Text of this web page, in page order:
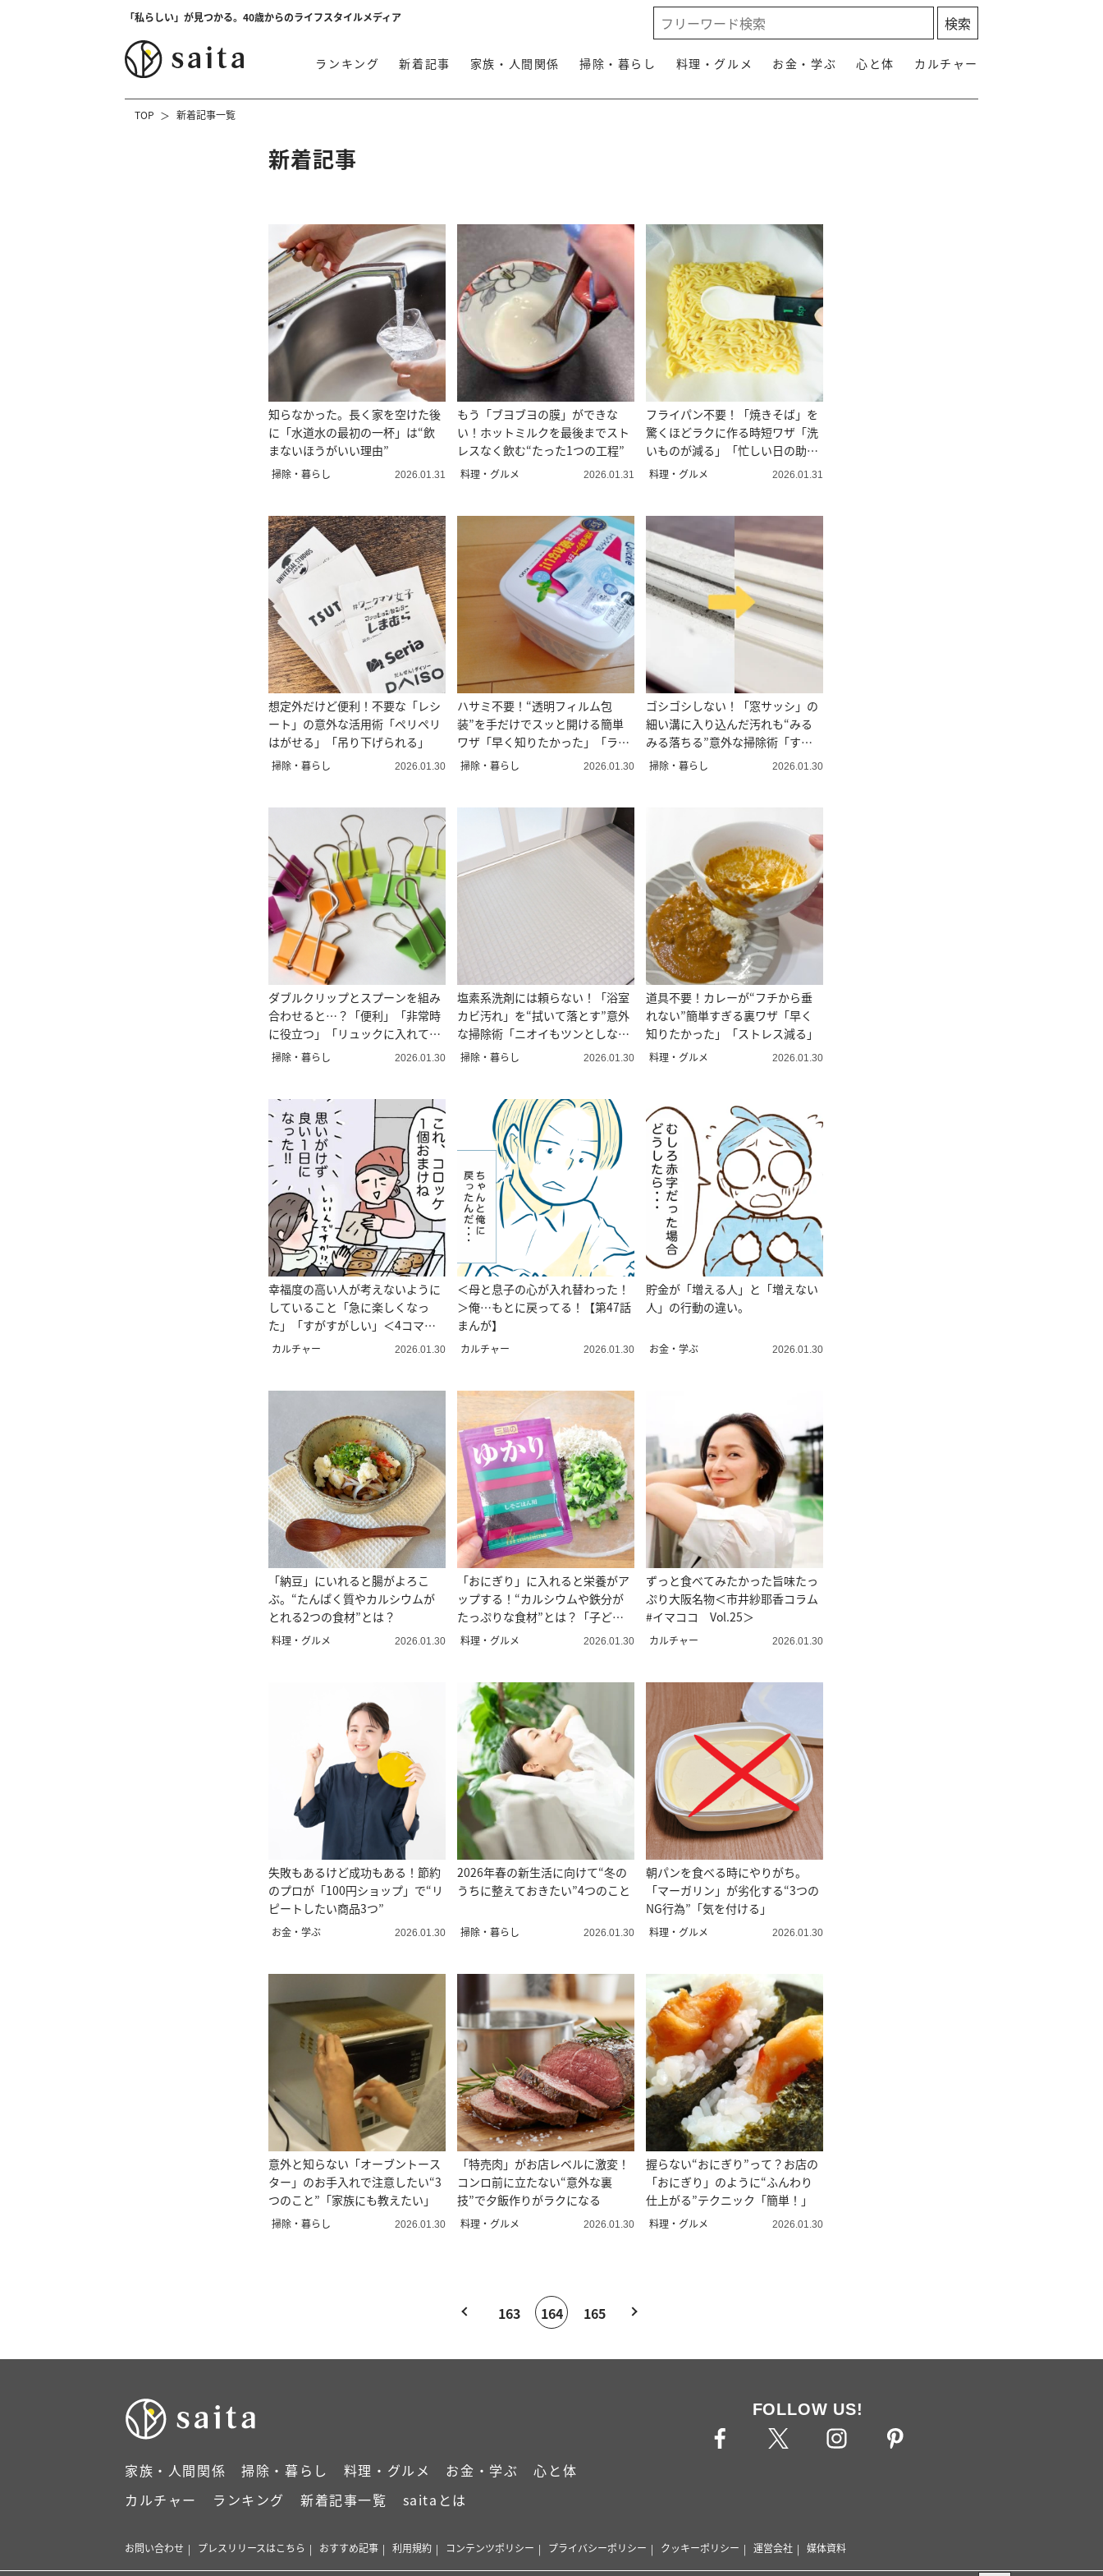
「私らしい」が見つかる。40歳からのライフスタイルメディア
ランキング 新着記事 家族・人間関係 掃除・暮らし 料理・グルメ お金・学ぶ 心と体 カルチャー
TOP 新着記事一覧
新着記事
知らなかった。長く家を空けた後
に「水道水の最初の一杯」は“飲
まないほうがいい理由”
掃除・暮らし 2026.01.31
もう「ブヨブヨの膜」ができな
い！ホットミルクを最後までスト
レスなく飲む“たった1つの工程”
料理・グルメ 2026.01.31
フライパン不要！「焼きそば」を
驚くほどラクに作る時短ワザ「洗
いものが減る」「忙しい日の助け
になる」
料理・グルメ 2026.01.31
想定外だけど便利！不要な「レシ
ート」の意外な活用術「ペリペリ
はがせる」「吊り下げられる」
掃除・暮らし 2026.01.30
ハサミ不要！“透明フィルム包
装”を手だけでスッと開ける簡単
ワザ「早く知りたかった」「ラ
ク！」
掃除・暮らし 2026.01.30
ゴシゴシしない！「窓サッシ」の
細い溝に入り込んだ汚れも“みる
みる落ちる”意外な掃除術「すっ
きり！」
掃除・暮らし 2026.01.30
ダブルクリップとスプーンを組み
合わせると…？「便利」「非常時
に役立つ」「リュックに入れてお
く」
掃除・暮らし 2026.01.30
塩素系洗剤には頼らない！「浴室
カビ汚れ」を“拭いて落とす”意外
な掃除術「ニオイもツンとしな
い！」
掃除・暮らし 2026.01.30
道具不要！カレーが“フチから垂
れない”簡単すぎる裏ワザ「早く
知りたかった」「ストレス減る」
料理・グルメ 2026.01.30
幸福度の高い人が考えないように
していること「急に楽しくなっ
た」「すがすがしい」＜4コマ漫
画＞
カルチャー 2026.01.30
＜母と息子の心が入れ替わった！
＞俺…もとに戻ってる！【第47話
まんが】
カルチャー 2026.01.30
貯金が「増える人」と「増えない
人」の行動の違い。
お金・学ぶ 2026.01.30
「納豆」にいれると腸がよろこ
ぶ。“たんぱく質やカルシウムが
とれる2つの食材”とは？
料理・グルメ 2026.01.30
「おにぎり」に入れると栄養がア
ップする！“カルシウムや鉄分が
たっぷりな食材”とは？「子ども
が完食」
料理・グルメ 2026.01.30
ずっと食べてみたかった旨味たっ
ぷり大阪名物＜市井紗耶香コラム
#イマココ Vol.25＞
カルチャー 2026.01.30
失敗もあるけど成功もある！節約
のプロが「100円ショップ」で“リ
ピートしたい商品3つ”
お金・学ぶ 2026.01.30
2026年春の新生活に向けて“冬の
うちに整えておきたい”4つのこと
掃除・暮らし 2026.01.30
朝パンを食べる時にやりがち。
「マーガリン」が劣化する“3つの
NG行為”「気を付ける」
料理・グルメ 2026.01.30
意外と知らない「オーブントース
ター」のお手入れで注意したい“3
つのこと”「家族にも教えたい」
掃除・暮らし 2026.01.30
「特売肉」がお店レベルに激変！
コンロ前に立たない“意外な裏
技”で夕飯作りがラクになる
料理・グルメ 2026.01.30
握らない“おにぎり”って？お店の
「おにぎり」のように“ふんわり
仕上がる”テクニック「簡単！」
料理・グルメ 2026.01.30
163 164 165
家族・人間関係 掃除・暮らし 料理・グルメ お金・学ぶ
心と体
カルチャー
ランキング 新着記事一覧 saitaとは
FOLLOW US!
お問い合わせ プレスリリースはこちら おすすめ記事 利用規約 コンテンツポリシー プライバシーポリシー クッキーポリシー 運営会社 媒体資料